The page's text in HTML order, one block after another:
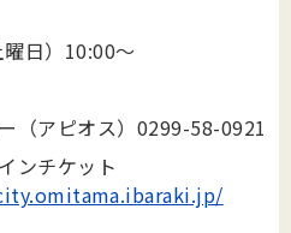
日）10:00～
（アピオス）0299-58-0921
ンチケット